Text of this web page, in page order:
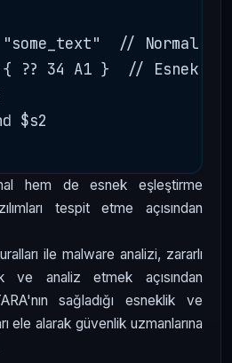
// Normal
?? 34 A1 }  // Esnek
$s2
hem de esnek eşleştirme
tespit etme açısından
ile malware analizi, zararlı
ve analiz etmek açısından
sağladığı esneklik ve
ele alarak güvenlik uzmanlarına